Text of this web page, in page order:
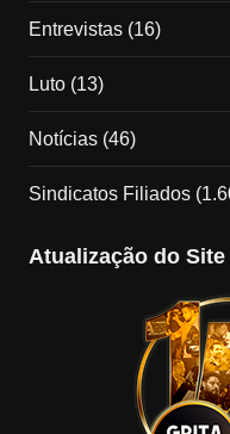
Entrevistas(16)
Luto(13)
Notícias(46)
Sindicatos Filiados
Atualização do Site